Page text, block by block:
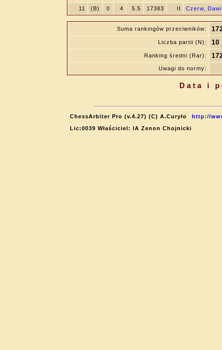
11
(B) 0 4 5.5 17383 II Czerw,
Suma rankingów przeciwników:
Liczba partii (N): 10
Ranking średni (Rar):
Uwagi do normy:
Data i
ChessArbiter Pro (v.4.27) (C) A.Curyło
http://
Lic:0039 Właściciel: IA Zenon Chojnicki